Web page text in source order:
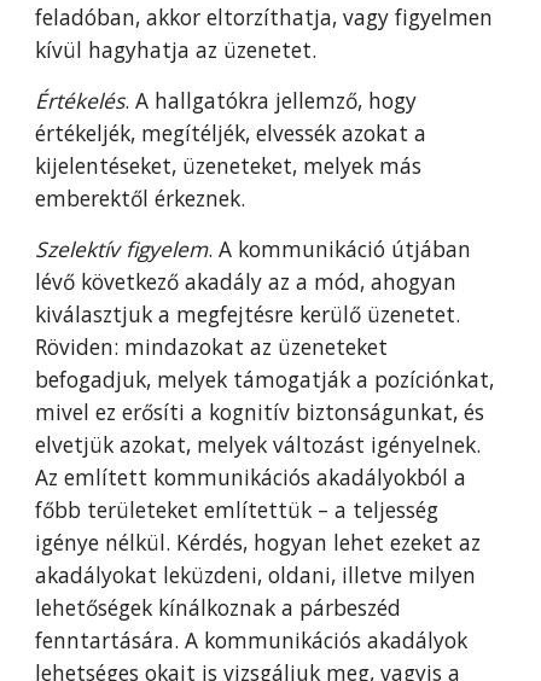
feladóban, akkor eltorzíthatja, vagy figyelmen
kívül hagyhatja az üzenetet.
Értékelés. A hallgatókra jellemző, hogy
értékeljék, megítéljék, elvessék azokat a
kijelentéseket, üzeneteket, melyek más
emberektől érkeznek.
Szelektív figyelem. A kommunikáció útjában
lévő következő akadály az a mód, ahogyan
kiválasztjuk a megfejtésre kerülő üzenetet.
Röviden: mindazokat az üzeneteket
befogadjuk, melyek támogatják a pozíciónkat,
mivel ez erősíti a kognitív biztonságunkat, és
elvetjük azokat, melyek változást igényelnek.
Az említett kommunikációs akadályokból a
főbb területeket említettük – a teljesség
igénye nélkül. Kérdés, hogyan lehet ezeket az
akadályokat leküzdeni, oldani, illetve milyen
lehetőségek kínálkoznak a párbeszéd
fenntartására. A kommunikációs akadályok
lehetséges okait is vizsgáljuk meg, vagyis a